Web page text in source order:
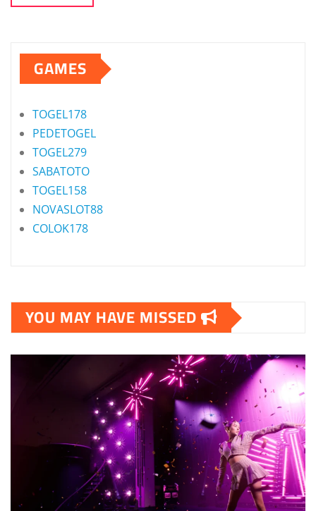
GAMES
TOGEL178
PEDETOGEL
TOGEL279
SABATOTO
TOGEL158
NOVASLOT88
COLOK178
YOU MAY HAVE MISSED